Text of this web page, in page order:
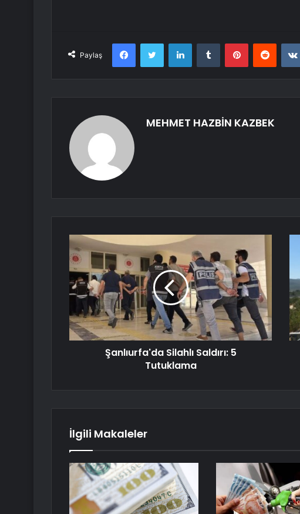
Paylaş
FacebookTwitter LinkedInTumblr PinterestReddit
MEHMET HAZBİN KAZBEK
Şanlıurfa'da Silahlı Saldırı: 5
Tutuklama
İlgili Makaleler